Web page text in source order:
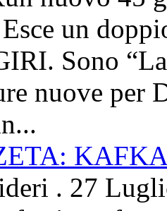
un
Sono
nuove per
. 27